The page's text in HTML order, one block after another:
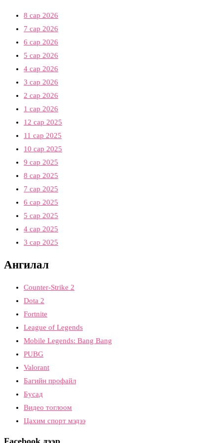
8 сар 2026
7 сар 2026
6 сар 2026
5 сар 2026
4 сар 2026
3 сар 2026
2 сар 2026
1 сар 2026
12 сар 2025
11 сар 2025
10 сар 2025
9 сар 2025
8 сар 2025
7 сар 2025
6 сар 2025
5 сар 2025
4 сар 2025
3 сар 2025
Ангилал
Counter-Strike 2
Dota 2
Fortnite
League of Legends
Mobile Legends: Bang Bang
PUBG
Valorant
Багийн профайл
Бусад
Видео тоглоом
Цахим спорт мэдээ